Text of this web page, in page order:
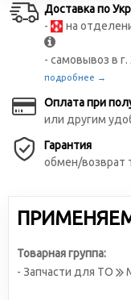
Доставка по
-
на
- самовывоз в г.
подробнее →
Оплата при
или другим
Гарантия
обмен/возврат
Товарная группа:
- Запчасти для ТО